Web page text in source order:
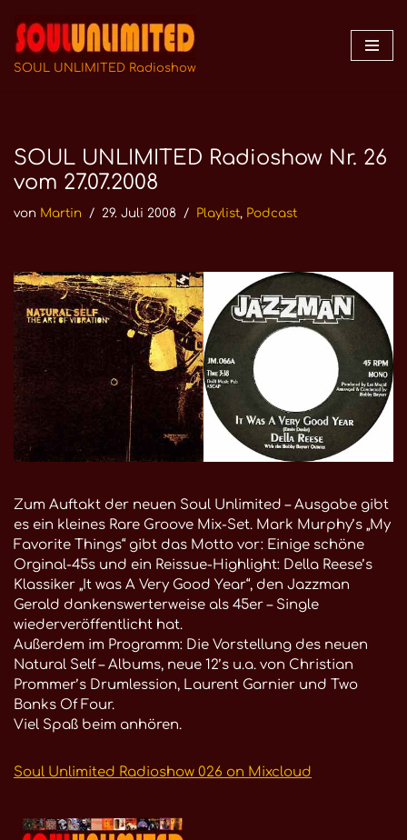
Zum
Inhalt
SOUL UNLIMITED Radioshow
SOUL UNLIMITED Radioshow Nr. 26
vom 27.07.2008
von Martin 29. Juli 2008 Playlist, Podcast
Zum Auftakt der neuen Soul Unlimited – Ausgabe gibt
es ein kleines Rare Groove Mix-Set. Mark Murphy’s „My
Favorite Things“ gibt das Motto vor: Einige schöne
Orginal-45s und ein Reissue-Highlight: Della Reese’s
Klassiker „It was A Very Good Year“, den Jazzman
Gerald dankenswerterweise als 45er – Single
wiederveröffentlicht hat.
Außerdem im Programm: Die Vorstellung des neuen
Natural Self – Albums, neue 12’s u.a. von Christian
Prommer’s Drumlession, Laurent Garnier und Two
Banks Of Four.
Viel Spaß beim anhören.
Soul Unlimited Radioshow 026 on Mixcloud